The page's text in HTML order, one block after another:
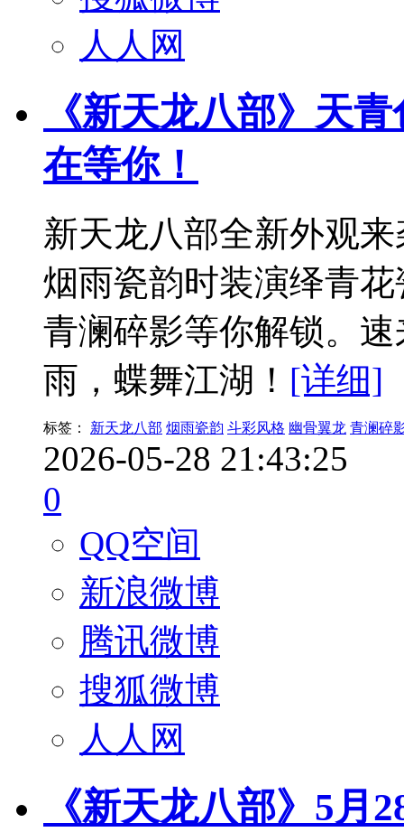
人人网
《新天龙八部》天
在等你！
新天龙八部全新外观
烟雨瓷韵时装演绎青
青澜碎影等你解锁。
雨，蝶舞江湖！ [详细]
标签： 新天龙八部 烟雨瓷韵 斗彩风格 幽骨翼龙 青澜碎
2026-05-28 21:43:25
0
QQ空间
新浪微博
腾讯微博
搜狐微博
人人网
《新天龙八部》5月